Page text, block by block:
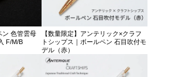
ン 色管雲母
F/M/B
【数量限定】アンテリック×クラフ
トシップス｜ボールペン 石目吹付モ
デル（赤）